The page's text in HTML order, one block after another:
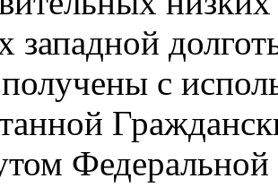
западной
с